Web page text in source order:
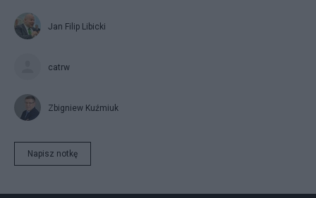
Jan Filip Libicki
catrw
Zbigniew Kuźmiuk
Napisz notkę